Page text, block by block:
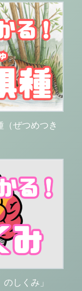
ぜつめつき
しくみ」